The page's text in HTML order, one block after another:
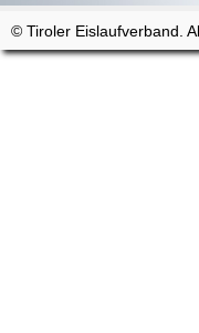
© Tiroler Eislaufverband.